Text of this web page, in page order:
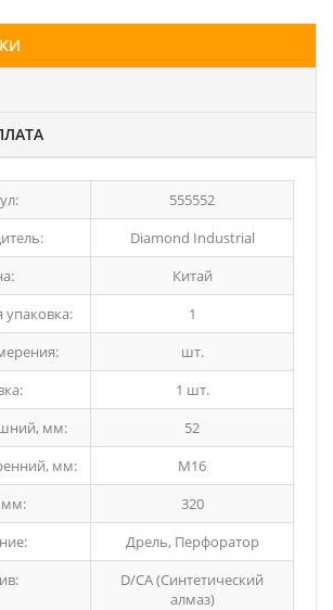
555552
Diamond Industrial
Китай
1
шт.
1 шт.
мм:
52
мм:
М16
мм:
320
Дрель, Перфоратор
D/СА (Синтетический
алмаз)